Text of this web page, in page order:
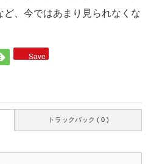
、今ではあまり見られなくな
Save
トラックバック ( 0 )